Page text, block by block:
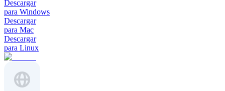
Descargar
para Windows
Descargar
para Mac
Descargar
para Linux